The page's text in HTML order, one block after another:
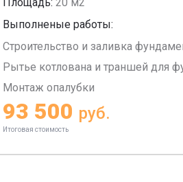
Выполненые работы:
Строительство и заливка
Рытье котлована и траншей для
Монтаж опалубки
93 500 руб.
Итоговая стоимость